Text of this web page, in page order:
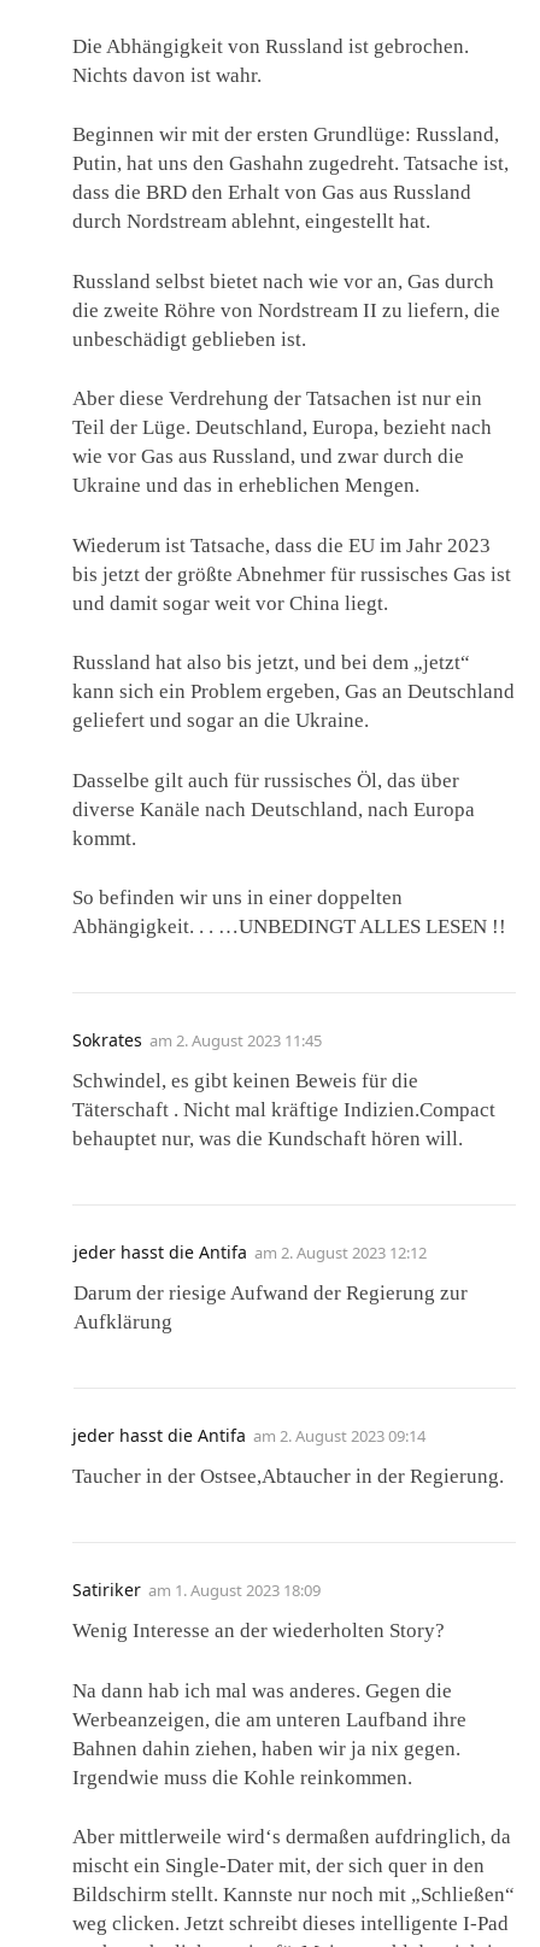
Die Abhängigkeit von Russland ist gebrochen.
Nichts davon ist wahr.
Beginnen wir mit der ersten Grundlüge: Russland,
Putin, hat uns den Gashahn zugedreht. Tatsache ist,
dass die BRD den Erhalt von Gas aus Russland
durch Nordstream ablehnt, eingestellt hat.
Russland selbst bietet nach wie vor an, Gas durch
die zweite Röhre von Nordstream II zu liefern, die
unbeschädigt geblieben ist.
Aber diese Verdrehung der Tatsachen ist nur ein
Teil der Lüge. Deutschland, Europa, bezieht nach
wie vor Gas aus Russland, und zwar durch die
Ukraine und das in erheblichen Mengen.
Wiederum ist Tatsache, dass die EU im Jahr 2023
bis jetzt der größte Abnehmer für russisches Gas ist
und damit sogar weit vor China liegt.
Russland hat also bis jetzt, und bei dem „jetzt“
kann sich ein Problem ergeben, Gas an Deutschland
geliefert und sogar an die Ukraine.
Dasselbe gilt auch für russisches Öl, das über
diverse Kanäle nach Deutschland, nach Europa
kommt.
So befinden wir uns in einer doppelten
Abhängigkeit. . . …UNBEDINGT ALLES LESEN !!
Sokrates am 2. August 2023 11:45
Schwindel, es gibt keinen Beweis für die
Täterschaft . Nicht mal kräftige Indizien.Compact
behauptet nur, was die Kundschaft hören will.
jeder hasst die Antifa am 2. August 2023 12:12
Darum der riesige Aufwand der Regierung zur
Aufklärung
jeder hasst die Antifa am 2. August 2023 09:14
Taucher in der Ostsee,Abtaucher in der Regierung.
Satiriker am 1. August 2023 18:09
Wenig Interesse an der wiederholten Story?
Na dann hab ich mal was anderes. Gegen die
Werbeanzeigen, die am unteren Laufband ihre
Bahnen dahin ziehen, haben wir ja nix gegen.
Irgendwie muss die Kohle reinkommen.
Aber mittlerweile wird‘s dermaßen aufdringlich, da
mischt ein Single-Dater mit, der sich quer in den
Bildschirm stellt. Kannste nur noch mit „Schließen“
weg clicken. Jetzt schreibt dieses intelligente I-Pad